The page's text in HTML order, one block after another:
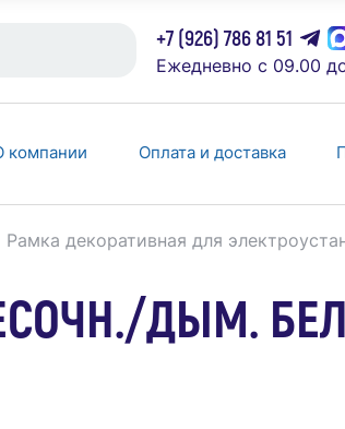
+7 (926) 786 81 51
Ежедневно с 09.00
компании Оплата и доставка
Рамка декоративная для
ДЫМ. БЕЛ.